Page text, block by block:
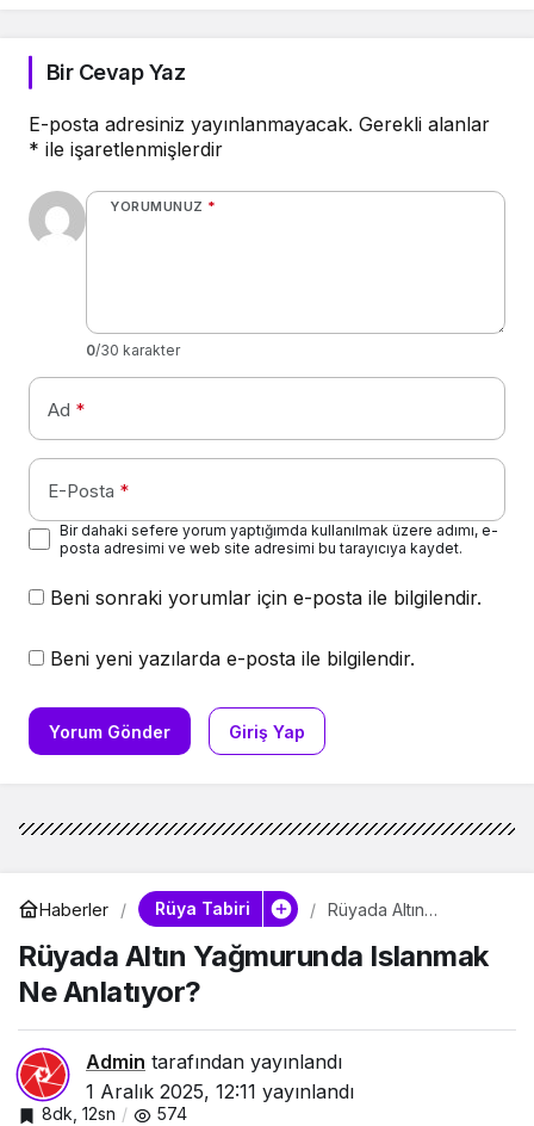
Bir Cevap Yaz
E-posta adresiniz yayınlanmayacak. Gerekli alanlar
* ile işaretlenmişlerdir
YORUMUNUZ *
0/30 karakter
Ad *
E-Posta *
Bir dahaki sefere yorum yaptığımda kullanılmak üzere adımı, e-
posta adresimi ve web site adresimi bu tarayıcıya kaydet.
Beni sonraki yorumlar için e-posta ile bilgilendir.
Beni yeni yazılarda e-posta ile bilgilendir.
Yorum Gönder Giriş Yap
Haberler Rüya Tabiri
Rüyada Altın
Ne Anlatıyor?
Rüyada Altın Yağmurunda Islanmak
Ne Anlatıyor?
Admin tarafından yayınlandı
1 Aralık 2025, 12:11 yayınlandı
8dk, 12sn 574